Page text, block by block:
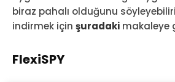
biraz pahalı olduğunu
indirmek için şuradaki makaleye
FlexiSPY